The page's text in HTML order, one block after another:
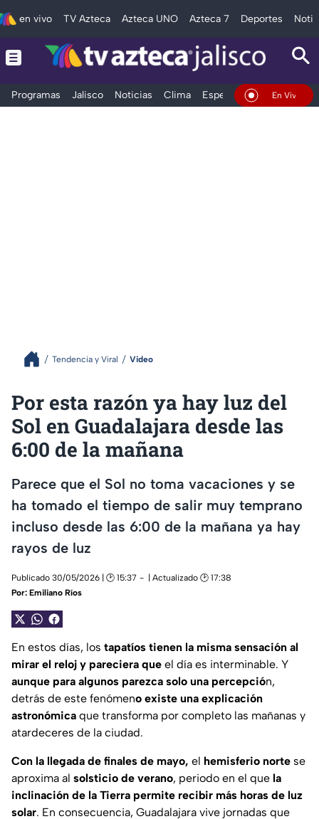
en vivo TV Azteca Azteca UNO Azteca 7 Deportes
Programas Jalisco Noticias Clima Espectáculos Deportes
En Vivo
Tendencia y Viral Video
Por esta razón ya hay luz del
Sol en Guadalajara desde las
6:00 de la mañana
Parece que el Sol no toma vacaciones y se
ha tomado el tiempo de salir muy temprano
incluso desde las 6:00 de la mañana ya hay
rayos de luz
Publicado 30/05/2026 | 🕑 15:37
| Actualizado 🕑 17:38
Por: Emiliano Ríos
En estos días, los tapatíos tienen la misma sensación al
mirar el reloj y pareciera que el día es interminable. Y
aunque para algunos parezca solo una percepción,
detrás de este fenómeno existe una explicación
astronómica que transforma por completo las mañanas y
atardeceres de la ciudad.
Con la llegada de finales de mayo, el hemisferio norte se
aproxima al solsticio de verano, periodo en el que la
inclinación de la Tierra permite recibir más horas de luz
solar. En consecuencia, Guadalajara vive jornadas que